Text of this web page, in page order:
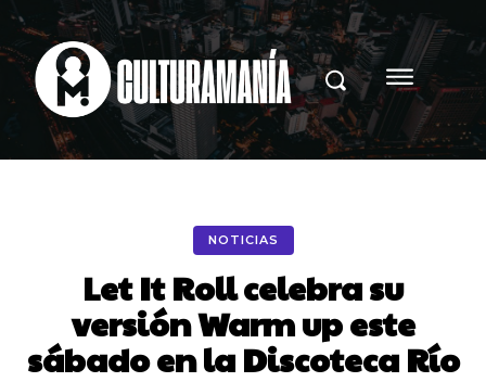
NOTICIAS
Let It Roll celebra su
versión Warm up este
sábado en la Discoteca Río